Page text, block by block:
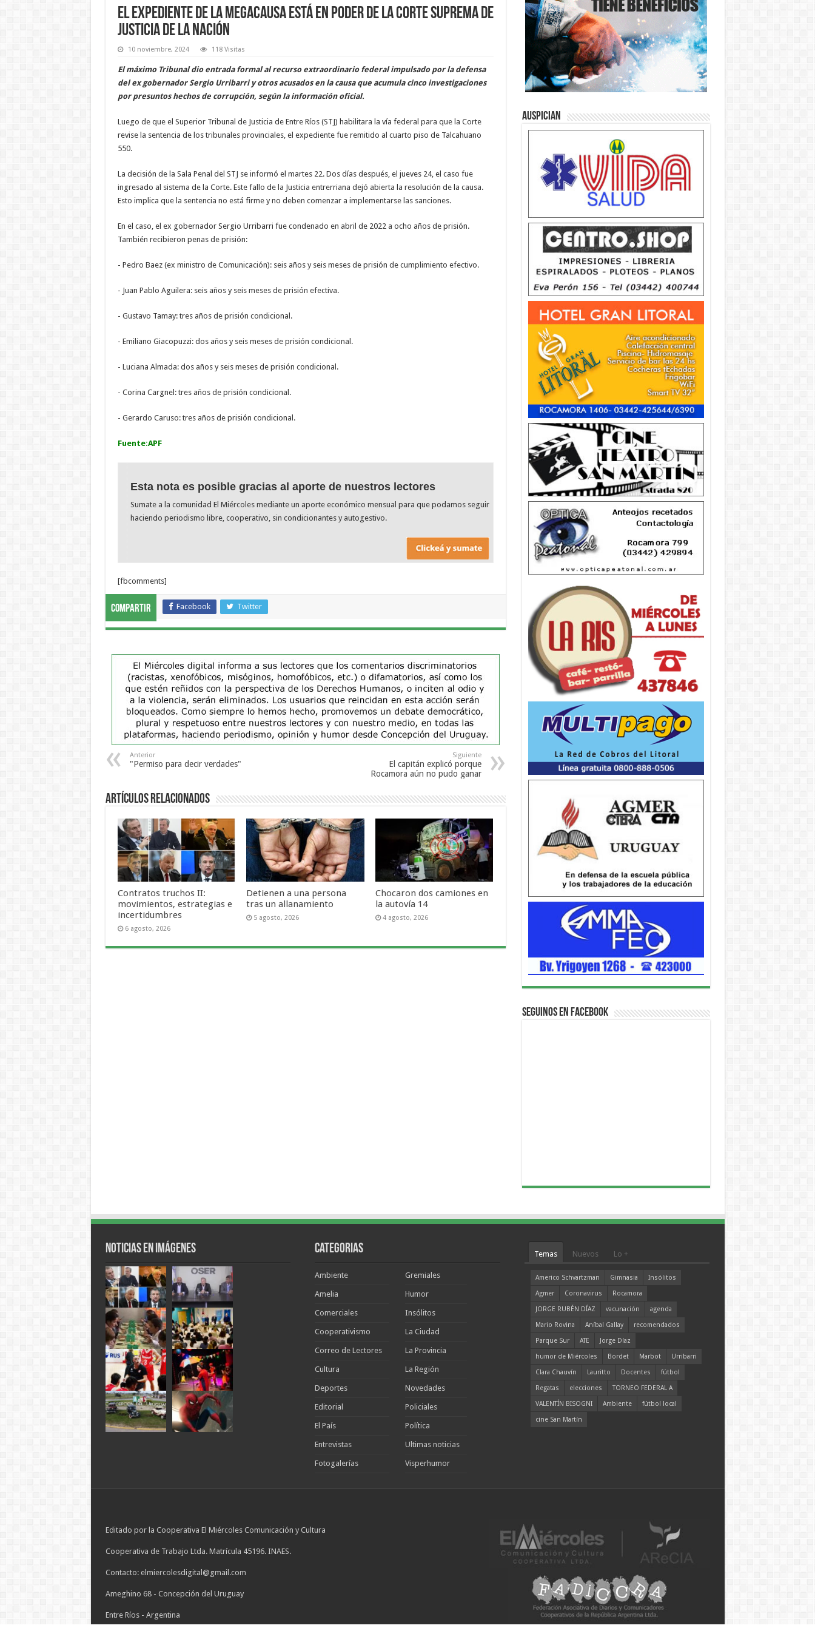
El expediente de la megacausa está en poder de la Corte Suprema de
Justicia de la Nación
10 noviembre, 2024 118 Visitas
El máximo Tribunal dio entrada formal al recurso extraordinario federal impulsado por la defensa
del ex gobernador Sergio Urribarri y otros acusados en la causa que acumula cinco investigaciones
por presuntos hechos de corrupción, según la información oficial.
Luego de que el Superior Tribunal de Justicia de Entre Ríos (STJ) habilitara la vía federal para que la Corte
revise la sentencia de los tribunales provinciales, el expediente fue remitido al cuarto piso de Talcahuano
550.
La decisión de la Sala Penal del STJ se informó el martes 22. Dos días después, el jueves 24, el caso fue
ingresado al sistema de la Corte. Este fallo de la Justicia entrerriana dejó abierta la resolución de la causa.
Esto implica que la sentencia no está firme y no deben comenzar a implementarse las sanciones.
En el caso, el ex gobernador Sergio Urribarri fue condenado en abril de 2022 a ocho años de prisión.
También recibieron penas de prisión:
- Pedro Baez (ex ministro de Comunicación): seis años y seis meses de prisión de cumplimiento efectivo.
- Juan Pablo Aguilera: seis años y seis meses de prisión efectiva.
- Gustavo Tamay: tres años de prisión condicional.
- Emiliano Giacopuzzi: dos años y seis meses de prisión condicional.
- Luciana Almada: dos años y seis meses de prisión condicional.
- Corina Cargnel: tres años de prisión condicional.
- Gerardo Caruso: tres años de prisión condicional.
Fuente:APF
Esta nota es posible gracias al aporte de nuestros lectores
Sumate a la comunidad El Miércoles mediante un aporte económico mensual para que podamos seguir
haciendo periodismo libre, cooperativo, sin condicionantes y autogestivo.
[fbcomments]
Compartir Facebook Twitter
Anterior
"Permiso para decir verdades"
Siguiente
El capitán explicó porque
Rocamora aún no pudo ganar
Artículos Relacionados
Contratos truchos II:
movimientos, estrategias e
incertidumbres
6 agosto, 2026
Detienen a una persona
tras un allanamiento
5 agosto, 2026
Chocaron dos camiones en
la autovía 14
4 agosto, 2026
Auspician
Seguinos en Facebook
Noticias en Imágenes Categorias
Ambiente
Amelia
Comerciales
Cooperativismo
Correo de Lectores
Cultura
Deportes
Editorial
El País
Entrevistas
Fotogalerías
Gremiales
Humor
Insólitos
La Ciudad
La Provincia
La Región
Novedades
Policiales
Política
Ultimas noticias
Visperhumor
Temas Nuevos Lo +
Americo Schvartzman Gimnasia
Insólitos
Agmer
Coronavirus
Rocamora
JORGE RUBÉN DÍAZ
vacunación
agenda
Mario Rovina
Aníbal Gallay
recomendados
Parque Sur
ATE
Jorge Díaz
humor de Miércoles
Bordet Marbot
Urribarri
Clara Chauvín
Lauritto Docentes
fútbol
Regatas
elecciones
TORNEO FEDERAL A
VALENTÍN BISOGNI
Ambiente
fútbol local
cine San Martín
Editado por la Cooperativa El Miércoles Comunicación y Cultura
Cooperativa de Trabajo Ltda. Matrícula 45196. INAES.
Contacto: elmiercolesdigital@gmail.com
Ameghino 68 - Concepción del Uruguay
Entre Ríos - Argentina